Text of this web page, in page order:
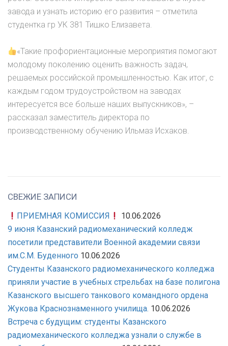
завода и узнать историю его развития – отметила
студентка гр УК 381 Тишко Елизавета.
«Такие профориентационные мероприятия помогают
молодому поколению оценить важность задач,
решаемых российской промышленностью. Как итог, с
каждым годом трудоустройством на заводах
интересуется все больше наших выпускников», –
рассказал заместитель директора по
производственному обучению Ильмаз Исхаков.
СВЕЖИЕ ЗАПИСИ
ПРИЕМНАЯ КОМИССИЯ
10.06.2026
9 июня Казанский радиомеханический колледж
посетили представители Военной академии связи
им.С.М. Буденного 10.06.2026
Студенты Казанского радиомеханического колледжа
приняли участие в учебных стрельбах на базе полигона
Казанского высшего танкового командного ордена
Жукова Краснознаменного училища. 10.06.2026
Встреча с будущим: студенты Казанского
радиомеханического колледжа узнали о службе в